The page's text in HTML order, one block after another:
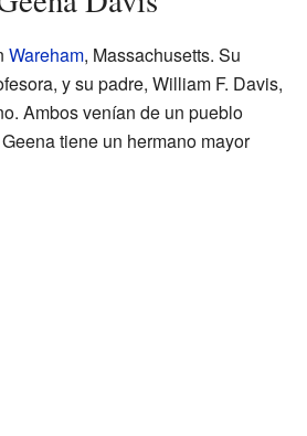
Wareham, Massachusetts. Su
y su padre, William F. Davis,
Ambos venían de un pueblo
tiene un hermano mayor